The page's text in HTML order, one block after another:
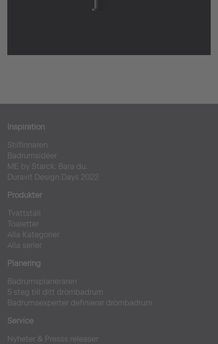
Inspiration
Stilfinnaren
Badrumsidéer
ME by Starck. Bara du.
Duravit Design Days 2022
Produkter
Tvättställ
Toaletter
Alla Kategorier
Alla serier
Planering
Badrumsplaneraren
5 steg till ditt drömbadrum
Badrumsexperter definierar drömbadrum
Service
Nyheter & Presss releaser